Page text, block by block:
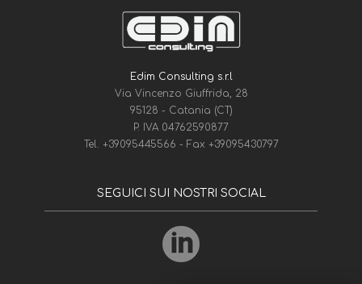
Edim Consulting s.r.l
Via Vincenzo Giuffrida, 28
95128 - Catania (CT)
P. IVA 04762590877
Tel.
+39095445566 - Fax +39095430797
SEGUICI SUI NOSTRI SOCIAL